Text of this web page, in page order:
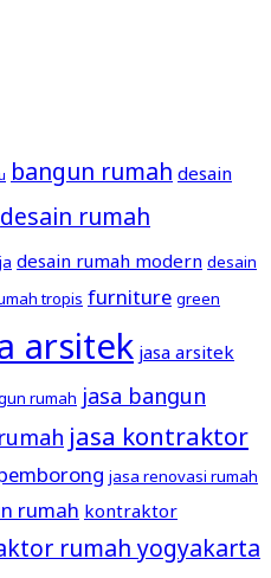
bangun rumah desain
desain rumah
desain rumah modern desain
tropis furniture green
arsitek jasa arsitek
rumah jasa bangun
jasa kontraktor
jasa renovasi rumah
rumah kontraktor
rumah yogyakarta